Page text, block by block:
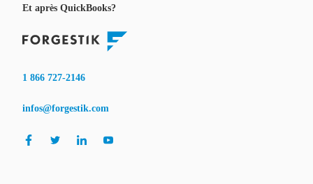
Et après QuickBooks?
1 866 727-2146
infos@forgestik.com